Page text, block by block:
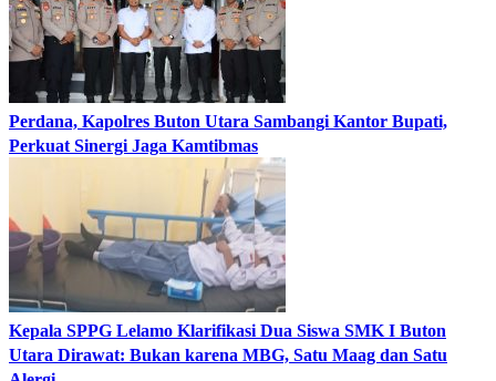
Perdana, Kapolres Buton Utara Sambangi Kantor Bupati,
Perkuat Sinergi Jaga Kamtibmas
Kepala SPPG Lelamo Klarifikasi Dua Siswa SMK I Buton
Utara Dirawat: Bukan karena MBG, Satu Maag dan Satu